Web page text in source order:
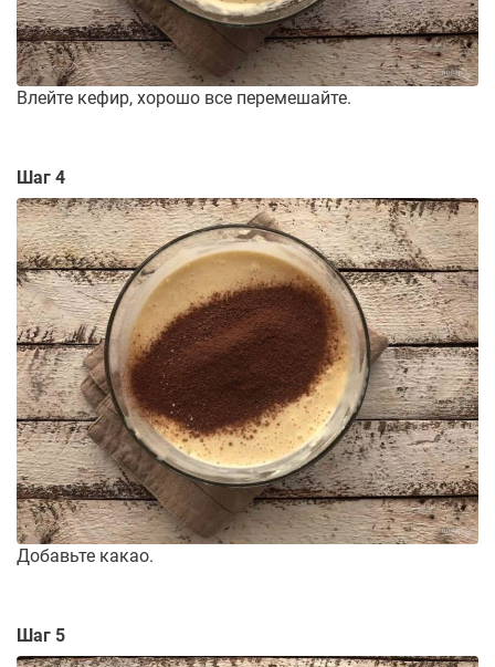
Влейте кефир, хорошо все перемешайте.
Шаг 4
Добавьте какао.
Шаг 5